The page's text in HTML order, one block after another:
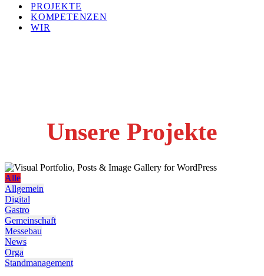
PROJEKTE
KOMPETENZEN
WIR
Unsere Projekte
Alle
Allgemein
Digital
Gastro
Gemeinschaft
Messebau
News
Orga
Standmanagement